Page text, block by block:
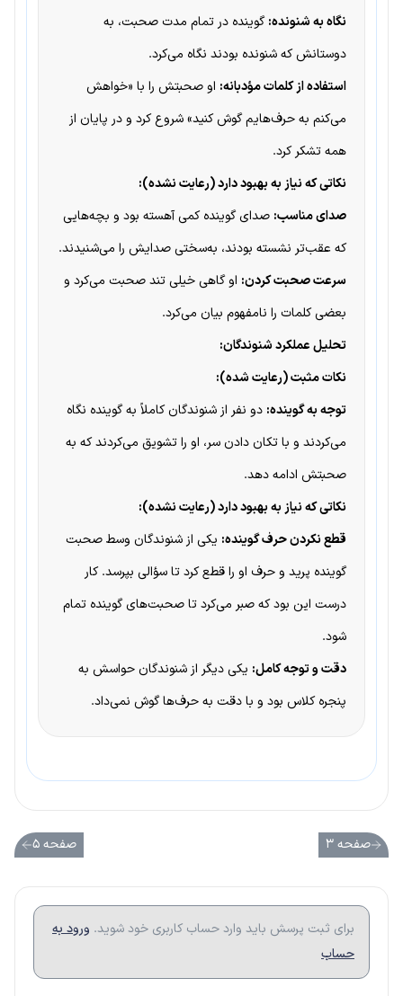
نگاه به شنونده:گوینده در تمام مدت صحبت، به
دوستانش که شنونده بودند نگاه می‌کرد.
استفاده از کلمات مؤدبانه: او صحبتش را با «خواهش
می‌کنم به حرف‌هایم گوش کنید» شروع کرد و در پایان از
همه تشکر کرد.
نکاتی که نیاز به بهبود دارد (رعایت نشده):
صدای مناسب: صدای گوینده کمی آهسته بود و بچه‌هایی
که عقب‌تر نشسته بودند، به‌سختی صدایش را می‌شنیدند.
سرعت صحبت کردن: او گاهی خیلی تند صحبت می‌کرد و
بعضی کلمات را نامفهوم بیان می‌کرد.
تحلیل عملکرد شنوندگان:
نکات مثبت (رعایت شده):
توجه به گوینده: دو نفر از شنوندگان کاملاً به گوینده نگاه
می‌کردند و با تکان دادن سر، او را تشویق می‌کردند که به
صحبتش ادامه دهد.
نکاتی که نیاز به بهبود دارد (رعایت نشده):
قطع نکردن حرف گوینده: یکی از شنوندگان وسط صحبت
گوینده پرید و حرف او را قطع کرد تا سؤالی بپرسد. کار
درست این بود که صبر می‌کرد تا صحبت‌های گوینده تمام
شود.
دقت و توجه کامل: یکی دیگر از شنوندگان حواسش به
پنجره کلاس بود و با دقت به حرف‌ها گوش نمی‌داد.
صفحه ۳ صفحه ۵
برای ثبت پرسش باید وارد حساب کاربری خود شوید. ورود به
حساب